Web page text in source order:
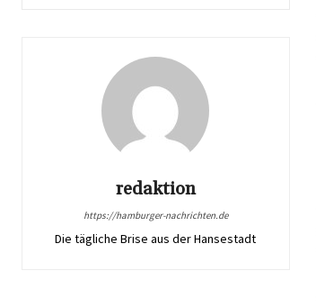
redaktion
https://hamburger-nachrichten.de
Die tägliche Brise aus der Hansestadt